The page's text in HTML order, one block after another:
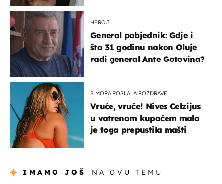
HEROJ
General pobjednik: Gdje i
što 31 godinu nakon Oluje
radi general Ante Gotovina?
S MORA POSLALA POZDRAVE
Vruće, vruće! Nives Celzijus
u vatrenom kupaćem malo
je toga prepustila mašti
IMAMO JOŠ NA OVU TEMU